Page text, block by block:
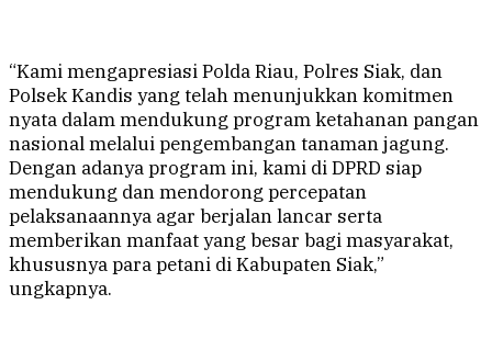
“Kami mengapresiasi Polda Riau, Polres Siak, dan
Polsek Kandis yang telah menunjukkan komitmen
nyata dalam mendukung program ketahanan pangan
nasional melalui pengembangan tanaman jagung.
Dengan adanya program ini, kami di DPRD siap
mendukung dan mendorong percepatan
pelaksanaannya agar berjalan lancar serta
memberikan manfaat yang besar bagi masyarakat,
khususnya para petani di Kabupaten Siak,”
ungkapnya.